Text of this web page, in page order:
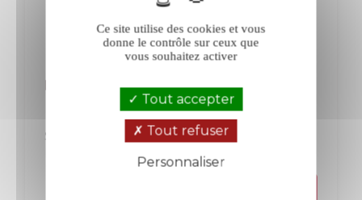
Roches Neuves L'Echelier blanc 2020
Saumur
Ce site utilise des cookies et vous
donne le contrôle sur ceux que
vous souhaitez activer
Tout accepter
Tout refuser
Personnaliser